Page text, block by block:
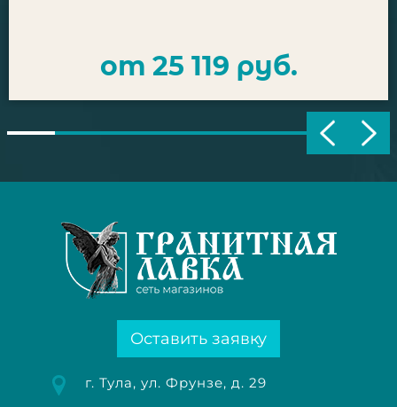
от 25 119 руб.
Оставить заявку
г. Тула, ул. Фрунзе, д. 29